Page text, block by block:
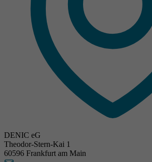
DENIC eG
Theodor-Stern-Kai 1
60596 Frankfurt am Main